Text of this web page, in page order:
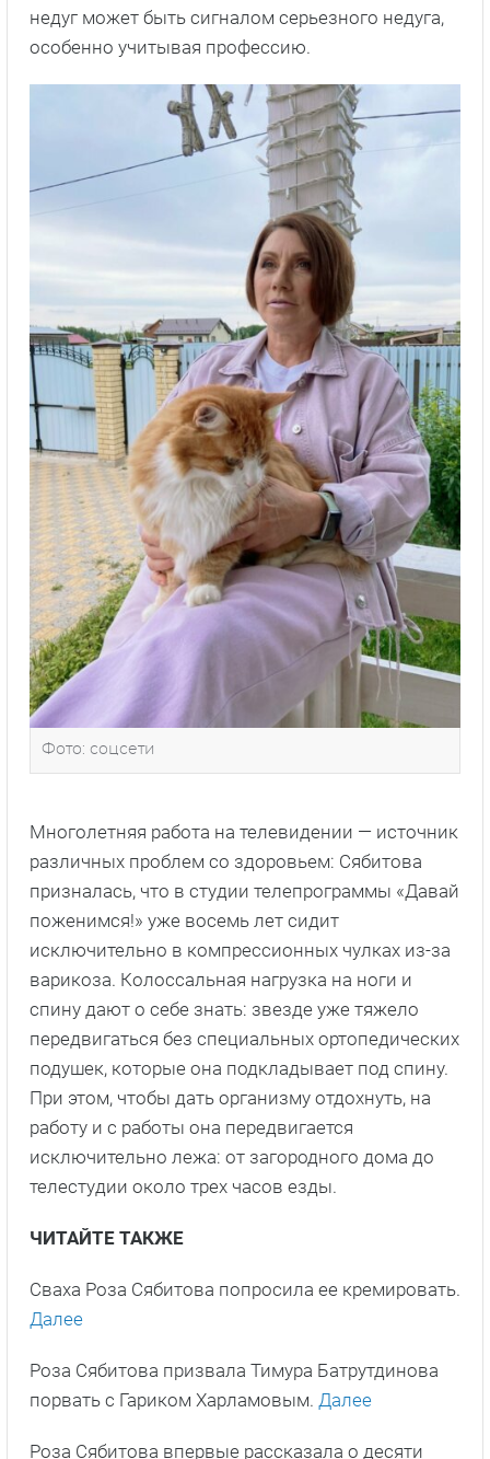
недуг может быть сигналом серьезного недуга,
особенно учитывая профессию.
Фото: соцсети
Многолетняя работа на телевидении — источник
различных проблем со здоровьем: Сябитова
призналась, что в студии телепрограммы «Давай
поженимся!» уже восемь лет сидит
исключительно в компрессионных чулках из-за
варикоза. Колоссальная нагрузка на ноги и
спину дают о себе знать: звезде уже тяжело
передвигаться без специальных ортопедических
подушек, которые она подкладывает под спину.
При этом, чтобы дать организму отдохнуть, на
работу и с работы она передвигается
исключительно лежа: от загородного дома до
телестудии около трех часов езды.
ЧИТАЙТЕ ТАКЖЕ
Сваха Роза Сябитова попросила ее кремировать.
Далее
Роза Сябитова призвала Тимура Батрутдинова
порвать с Гариком Харламовым. Далее
Роза Сябитова впервые рассказала о десяти